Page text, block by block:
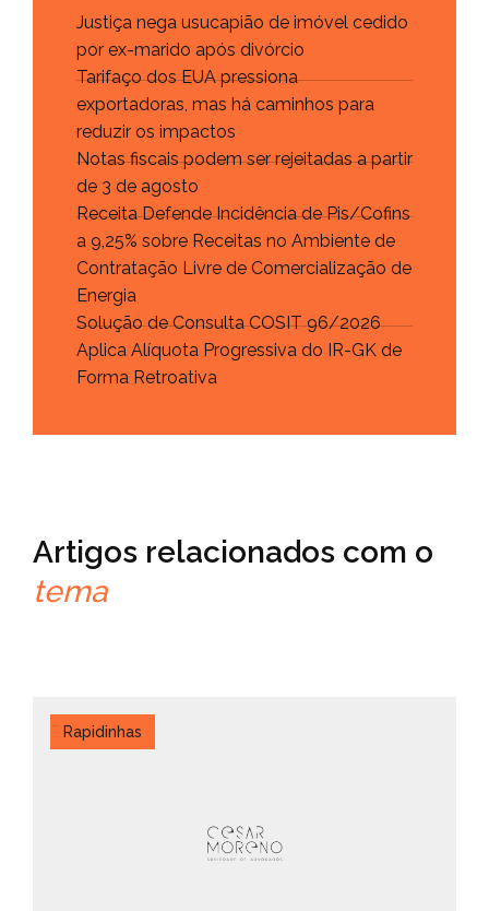
Justiça nega usucapião de imóvel cedido
por ex-marido após divórcio
Tarifaço dos EUA pressiona
exportadoras, mas há caminhos para
reduzir os impactos
Notas fiscais podem ser rejeitadas a partir
de 3 de agosto
Receita Defende Incidência de Pis/Cofins
a 9,25% sobre Receitas no Ambiente de
Contratação Livre de Comercialização de
Energia
Solução de Consulta COSIT 96/2026
Aplica Alíquota Progressiva do IR-GK de
Forma Retroativa
Artigos relacionados com o
tema
Rapidinhas